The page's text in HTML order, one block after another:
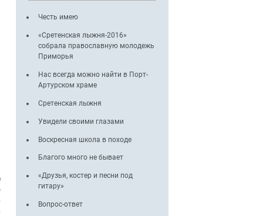
Честь имею
«Сретенская лыжня-2016»
собрала православную молодежь
Приморья
Нас всегда можно найти в Порт-
Артурском храме
Сретенская лыжня
Увидели своими глазами
Воскресная школа в походе
Благого много не бывает
«Друзья, костер и песни под
гитару»
Вопрос-ответ